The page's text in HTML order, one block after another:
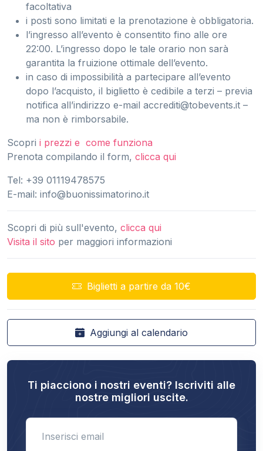
facoltativa
i posti sono limitati e la prenotazione è obbligatoria.
l’ingresso all’evento è consentito fino alle ore
22:00. L’ingresso dopo le tale orario non sarà
garantita la fruizione ottimale dell’evento.
in caso di impossibilità a partecipare all’evento
dopo l’acquisto, il biglietto è cedibile a terzi – previa
notifica all’indirizzo e-mail accrediti@tobevents.it –
ma non è rimborsabile.
Scopri i prezzi e come funziona
Prenota compilando il form, clicca qui
Tel: +39 01119478575
E-mail: info@buonissimatorino.it
Scopri di più sull'evento, clicca qui
Visita il sito per maggiori informazioni
Biglietti a partire da 10€
Aggiungi al calendario
Ti piacciono i nostri eventi? Iscriviti alle
nostre migliori uscite.